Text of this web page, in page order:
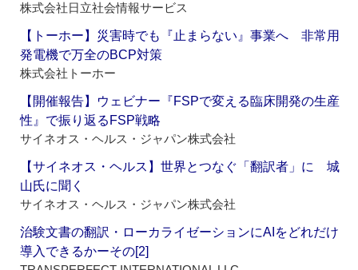
株式会社日立社会情報サービス
【トーホー】災害時でも『止まらない』事業へ 非常用
発電機で万全のBCP対策
株式会社トーホー
【開催報告】ウェビナー『FSPで変える臨床開発の生産
性』で振り返るFSP戦略
サイネオス・ヘルス・ジャパン株式会社
【サイネオス・ヘルス】世界とつなぐ「翻訳者」に 城
山氏に聞く
サイネオス・ヘルス・ジャパン株式会社
治験文書の翻訳・ローカライゼーションにAIをどれだけ
導入できるかーその[2]